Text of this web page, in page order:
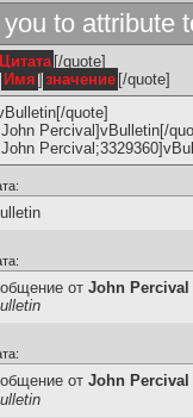
to attribute
Цитата [/quote]
Имя ] значение [/quote]
quote]
Percival]vBulletin[/
от John Percival
от John Percival